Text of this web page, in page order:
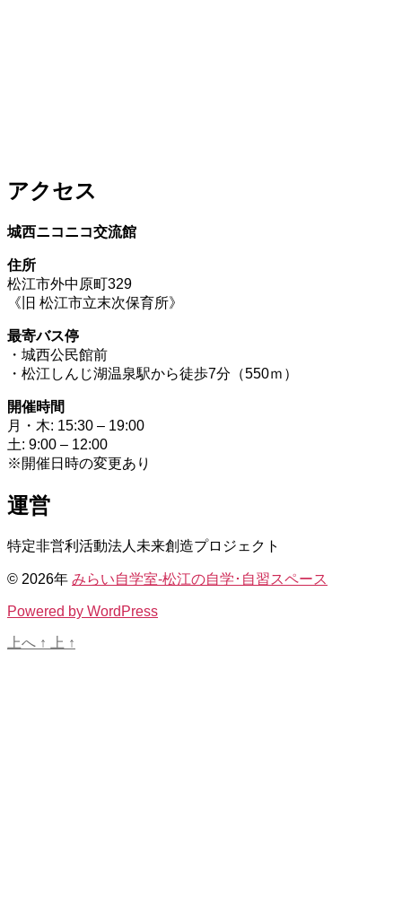
アクセス
城西ニコニコ交流館
住所
松江市外中原町329
《旧 松江市立末次保育所》
最寄バス停
・城西公民館前
・松江しんじ湖温泉駅から徒歩7分（550ｍ）
開催時間
月・木: 15:30 – 19:00
土: 9:00 – 12:00
※開催日時の変更あり
運営
特定非営利活動法人未来創造プロジェクト
© 2026年 みらい自学室-松江の自学･自習スペース
Powered by WordPress
上へ ↑ 上 ↑